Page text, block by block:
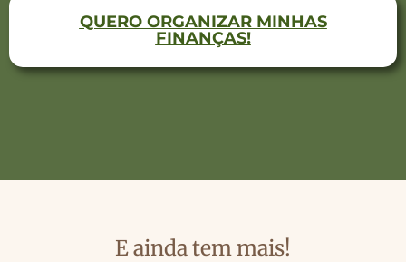
QUERO ORGANIZAR MINHAS
FINANÇAS!
E ainda tem mais!